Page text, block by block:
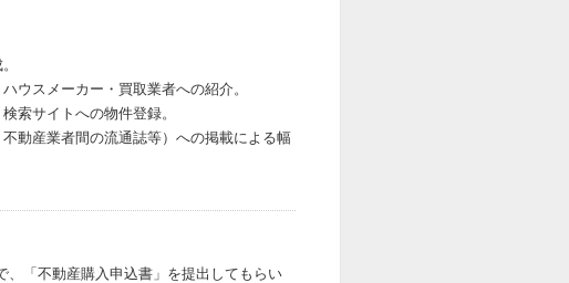
ウスメーカー・買取業者への紹介。
索サイトへの物件登録。
動産業者間の流通誌等）への掲載による幅
「不動産購入申込書」を提出してもらい